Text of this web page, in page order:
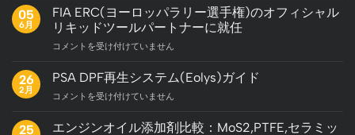
ー
ゼ
ル
微
子
ィ
タ
05
6月
FIA ERC(ヨーロッパラリー選手権)のオフィシャル
リキッドツールパートナーに就任
FIA
ー
ッ
ラ
コメントを受け付けていません
26
2月
PSA DPF再生システム(Eolys)ガイド
PSA
再
コメントを受け付けていません
25
エンジンオイル添加剤比較：MoS2,PTFE,セラミッ